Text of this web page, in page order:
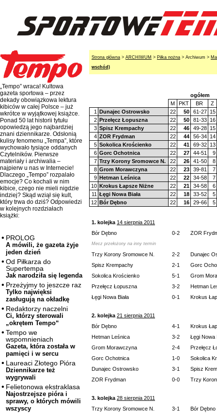
„Tempo” wraca! Kultowa
gazeta sportowa – przez
dekady obowiązkowa lektura
kibiców w całej Polsce – już
wkrótce w wyjątkowej książce.
Ponad 50 lat historii tytułu
opowiedzą jego najbardziej
znani dziennikarze. Odsłonią
kulisy fenomenu „Tempa”, które
wychowało tysiące oddanych
Czytelników. Pierwsze
materiały i archiwalia –
najpierw u nas w Internecie!
Dlaczego „Tempo” rozpalało
emocje? Co kochali w nim
kibice, czego nie mieli nigdzie
indziej? Skąd wziął się kult,
który trwa do dziś? Odpowiedzi
w kolejnych rozdziałach
książki:
PROLOG
A mówili, że gazeta żyje
jeden dzień
Od Piłkarza do
Supertempa
Jak narodziła się legenda
Przeżyjmy to jeszcze raz
Tylko najwięksi
zasługują na okładkę
Redaktorzy naczelni
Ci, którzy sterowali
„okrętem Tempo“
Tempo we
wspomnieniach
Gazeta, która została w
pamięci i w sercu
Laureaci Złotego Pióra
Dziennikarze też
wygrywali
Felietonowa ekstraklasa
Najostrzejsze pióra i
sprawy, o których mówili
wszyscy
Strona główna > ARCHIWUM > Piłka nożna > Archiwum >
wschód)
ogółem
M
PKT BR
Z
1 Dunajec Ostrowsko 22 50 61-27 15
2 Przełęcz Łopuszna 22 50 81-33 16
3 Spisz Krempachy 22 46 49-28 15
4 ZOR Frydman 22 44 56-34 14
5 Sokolica Krościenko 22 41 69-32 13
6 Gorc Ochotnica 22 27 44-51
9
7 Trzy Korony Sromowce N. 22 26 41-50
8
8 Grom Morawczyna 22 23 39-81
7
9 Hetman Leśnica 22 22 34-58
7
10 Krokus Łapsze Niżne 22 21 34-58
6
11 Łęgi Nowa Biała 22 18 33-52
5
12 Bór Dębno 22 16 29-66 5
1. kolejka 14 sierpnia 2011
Bór Dębno
0-2 ZOR
Mecz przełożony na inny termin
Trzy Korony Sromowce N. 2-2
Dunajec
Spisz Krempachy
2-1
Gorc
Sokolica Krościenko
5-1
Grom
Przełęcz Łopuszna
3-2
Hetman
Łęgi Nowa Biała
0-1 Krokus
2. kolejka 21 sierpnia 2011
Bór Dębno
4-1
Krokus
Hetman Leśnica
3-2
Łęgi Nowa
Grom Morawczyna
2-4
Przełęcz
Gorc Ochotnica
1-0
Sokolica
Dunajec Ostrowsko
3-1
Spisz
ZOR Frydman
0-0 Trzy
3. kolejka 28 sierpnia 2011
Trzy Korony Sromowce N.
3-1
Bór Dębno